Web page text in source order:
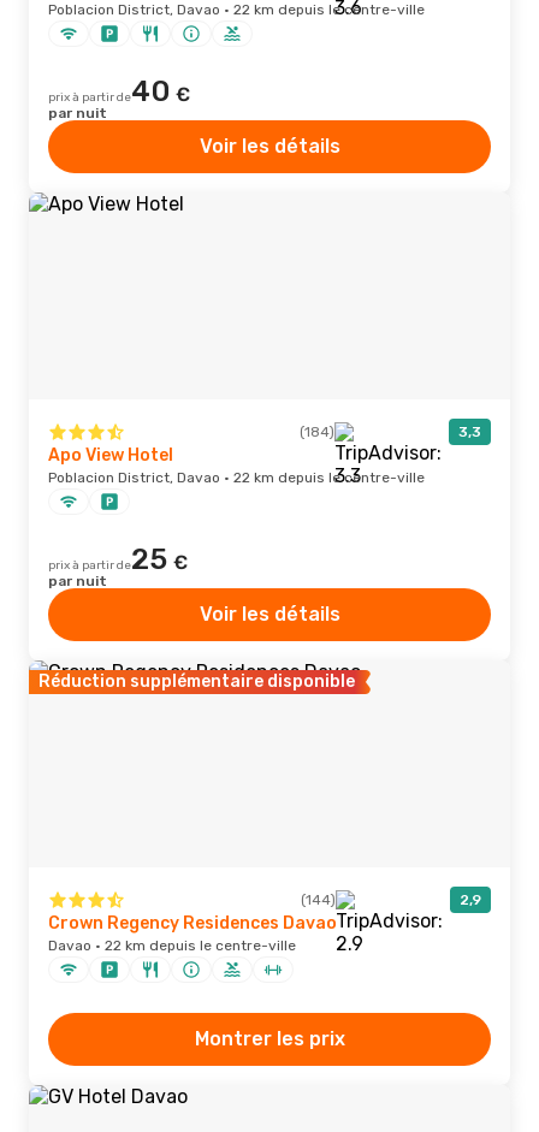
Poblacion District, Davao · 22 km depuis le centre-ville
prix à partir de40 €
par nuit
Voir les détails
(184) 3,3
Apo View Hotel
Poblacion District, Davao · 22 km depuis le centre-ville
prix à partir de25 €
par nuit
Voir les détails
Réduction supplémentaire disponible
(144) 2,9
Crown Regency Residences Davao
Davao · 22 km depuis le centre-ville
Montrer les prix